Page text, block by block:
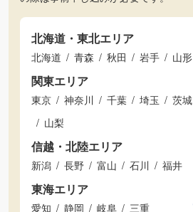
北海道・東北エリア
北海道 青森 秋田 岩手 山形
関東エリア
東京 神奈川 千葉 埼玉 茨城
山梨
信越・北陸エリア
新潟 長野 富山 石川 福井
東海エリア
愛知 静岡 岐阜 三重